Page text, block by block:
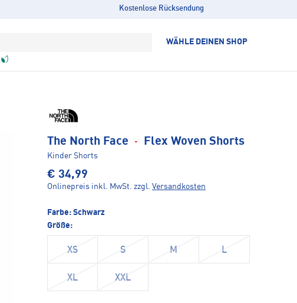
Kostenlose Rücksendung
WÄHLE DEINEN SHOP
The North Face · Flex Woven Shorts
Kinder Shorts
€ 34,99
Onlinepreis inkl. MwSt. zzgl. Versandkosten
Farbe: Schwarz
Größe:
XS S M L
XL XXL